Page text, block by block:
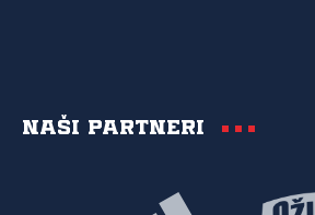
Naši partneri